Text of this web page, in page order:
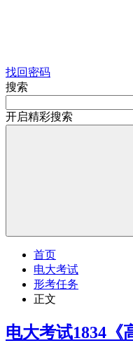
找回密码
搜索
开启精彩搜索
首页
电大考试
形考任务
正文
电大考试1834《